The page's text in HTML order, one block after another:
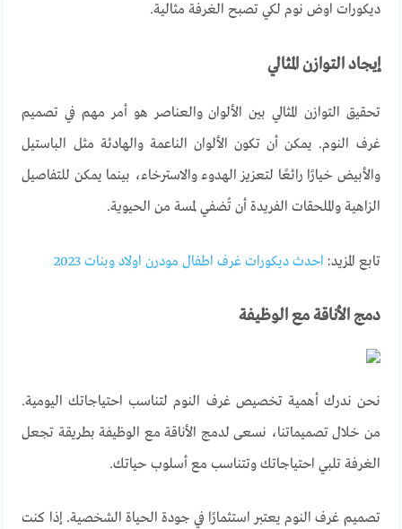
ديكورات اوض نوم لكي تصبح الغرفة مثالية.
إيجاد التوازن المثالي
تحقيق التوازن المثالي بين الألوان والعناصر هو أمر مهم في تصميم
غرف النوم. يمكن أن تكون الألوان الناعمة والهادئة مثل الباستيل
والأبيض خيارًا رائعًا لتعزيز الهدوء والاسترخاء، بينما يمكن للتفاصيل
الزاهية والملحقات الفريدة أن تُضفي لمسة من الحيوية.
تابع المزيد: احدث ديكورات غرف اطفال مودرن اولاد وبنات 2023
دمج الأناقة مع الوظيفة
نحن ندرك أهمية تخصيص غرف النوم لتناسب احتياجاتك اليومية.
من خلال تصميماتنا، نسعى لدمج الأناقة مع الوظيفة بطريقة تجعل
الغرفة تلبي احتياجاتك وتتناسب مع أسلوب حياتك.
تصميم غرف النوم يعتبر استثمارًا في جودة الحياة الشخصية. إذا كنت